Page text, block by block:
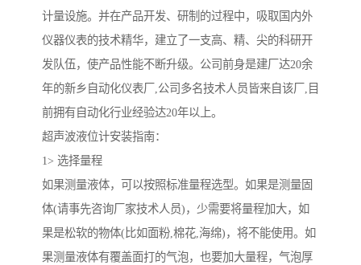
计量设施。并在产品开发、研制的过程中，吸取国内外
仪器仪表的技术精华，建立了一支高、精、尖的科研开
发队伍，使产品性能不断升级。公司前身是建厂达20余
年的新乡自动化仪表厂,公司多名技术人员皆来自该厂,目
前拥有自动化行业经验达20年以上。
超声波液位计安装指南：
1> 选择量程
如果测量液体，可以按照标准量程选型。如果是测量固
体(请事先咨询厂家技术人员)，少需要将量程加大，如
果是松软的物体(比如面粉,棉花,海绵)，将不能使用。如
果测量液体有覆盖面打的气泡，也要加大量程，气泡厚